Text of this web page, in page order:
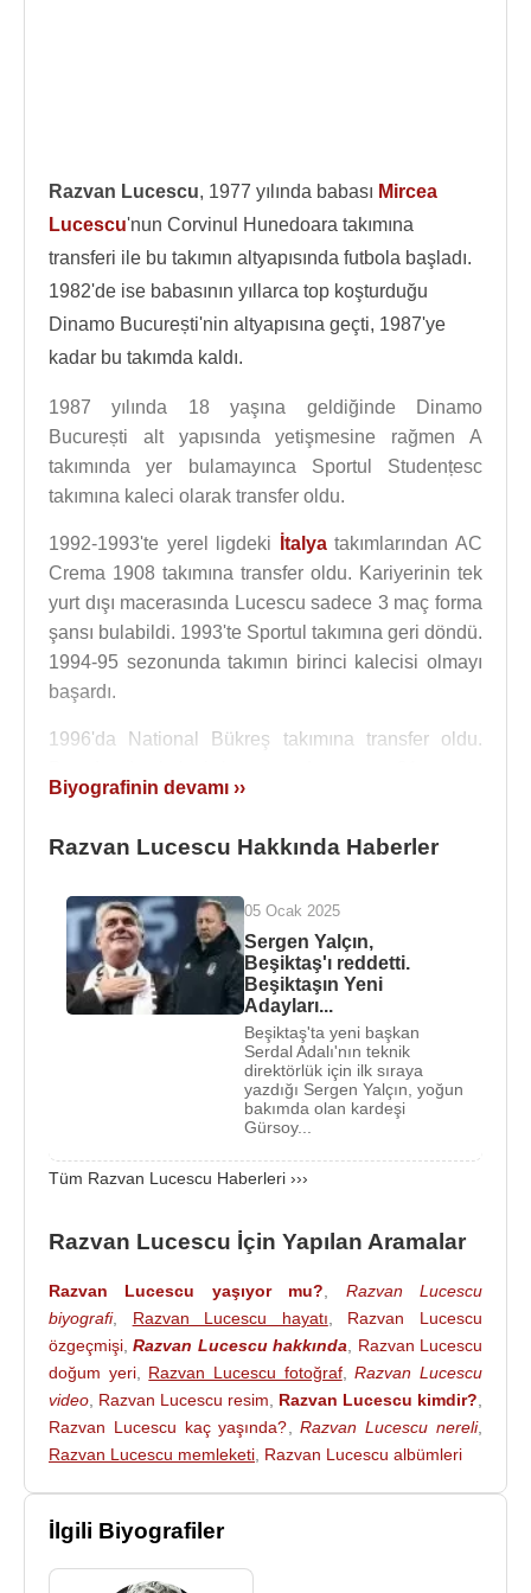
Razvan Lucescu, 1977 yılında babası Mircea
Lucescu'nun Corvinul Hunedoara takımına
transferi ile bu takımın altyapısında futbola başladı.
1982'de ise babasının yıllarca top koşturduğu
Dinamo București'nin altyapısına geçti, 1987'ye
kadar bu takımda kaldı.
1987 yılında 18 yaşına geldiğinde Dinamo
București alt yapısında yetişmesine rağmen A
takımında yer bulamayınca Sportul Studențesc
takımına kaleci olarak transfer oldu.
1992-1993'te yerel ligdeki İtalyatakımlarından AC
Crema 1908 takımına transfer oldu. Kariyerinin tek
yurt dışı macerasında Lucescu sadece 3 maç forma
şansı bulabildi. 1993'te Sportul takımına geri döndü.
1994-95 sezonunda takımın birinci kalecisi olmayı
başardı.
1996'da National Bükreş takımına transfer oldu.
formayı giydi ve lig ikincisi olup, kariyerinin o
kezUEFA Kupası'yla Avrupa'da maçlara çıktı.
1997'de eski takımı Sportul'a geri döndü. Ancak
küme düşmekten kurtulamadılar. Bu nedenle
1998'de National Bükreş'e geri döndü. Lucescu,
birinci kaleciliği kaptırmıştı. İlk sezon 14 maçta
forma giydi. 1999-2000 sezonunun ilk yarısında 9
maç forma giyen Lucescu, sezonu FC Brașov'da
, Ana Maria Lucescu ile evlidir ve
Matei Lucescu, Maria-Luiza Lucescu adlarında 2
çocuğu vardır.
Razvan Lucescu, 2000'deBükreş 'in en önemli
maçta forma giydi. AyrıcaUEFAKupası sahnesine
tekrar dönen Lucescu, 3 maçta forma giydi. Ancak
ilk turda o sene kupayı kazanacak Liverpool'a 0-1
ve 0-0'lık sonuçlarla elendi. Sonraki sezon FCM
Bacău'ya gitti. 2002-2003 sezonunda başkan
yardımcılığını yaptığı Rapid Bükreş'e geri döndü. 2
maçı, bu maç oldu. Kariyerindeki tek Liga I
Biyografinin devamı ››
Razvan Lucescu Hakkında Haberler
05 Ocak 2025
Sergen Yalçın,
Beşiktaş'ı reddetti.
Beşiktaşın Yeni
Adayları...
Beşiktaş'ta yeni başkan
Serdal Adalı'nın teknik
direktörlük için ilk sıraya
yazdığı Sergen Yalçın, yoğun
bakımda olan kardeşi
Gürsoy...
Tüm Razvan Lucescu Haberleri ›››
Razvan Lucescu İçin Yapılan Aramalar
Razvan Lucescu yaşıyor mu?
Razvan Lucescu
biyografi, Razvan Lucescu hayatı
Razvan Lucescu
özgeçmişi ,Razvan Lucescu hakkında
Razvan Lucescu
doğum yeri, Razvan Lucescu fotoğraf,Razvan Lucescu
video Razvan Lucescu resim Razvan Lucescu kimdir?
Razvan Lucescu kaç yaşında? ,Razvan Lucescu nereli,
Razvan Lucescu memleketi Razvan Lucescu albümleri
İlgili Biyografiler